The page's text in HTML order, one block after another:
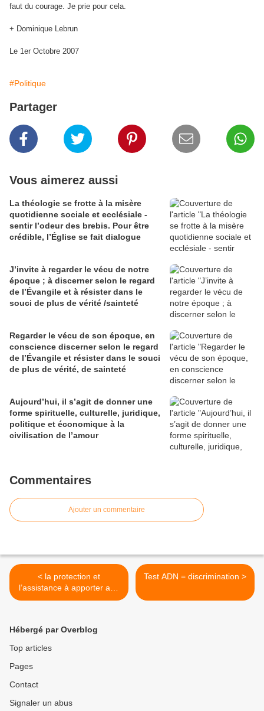
faut du courage. Je prie pour cela.
+ Dominique Lebrun
Le 1er Octobre 2007
#Politique
Partager
Vous aimerez aussi
La théologie se frotte à la misère
quotidienne sociale et ecclésiale -
sentir l’odeur des brebis. Pour être
crédible, l’Église se fait dialogue
J’invite à regarder le vécu de notre
époque ; à discerner selon le regard
de l’Évangile et à résister dans le
souci de plus de vérité /sainteté
Regarder le vécu de son époque, en
conscience discerner selon le regard
de l’Évangile et résister dans le souci
de plus de vérité, de sainteté
Aujourd’hui, il s’agit de donner une
forme spirituelle, culturelle, juridique,
politique et économique à la
civilisation de l’amour
Commentaires
Ajouter un commentaire
< la protection et
l’assistance à apporter aux
plus pauvres ne peuvent
Test ADN = discrimination >
Hébergé par Overblog
Top articles
Pages
Contact
Signaler un abus